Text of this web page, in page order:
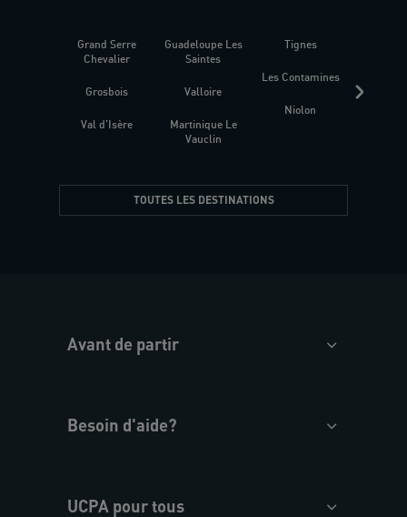
Grand Serre
Chevalier
Grosbois
Val d'Isère
Guadeloupe Les
Saintes
Valloire
Martinique Le
Vauclin
Tignes
Les Contamines
Niolon
TOUTES LES DESTINATIONS
Avant de partir
Besoin d'aide?
UCPA pour tous